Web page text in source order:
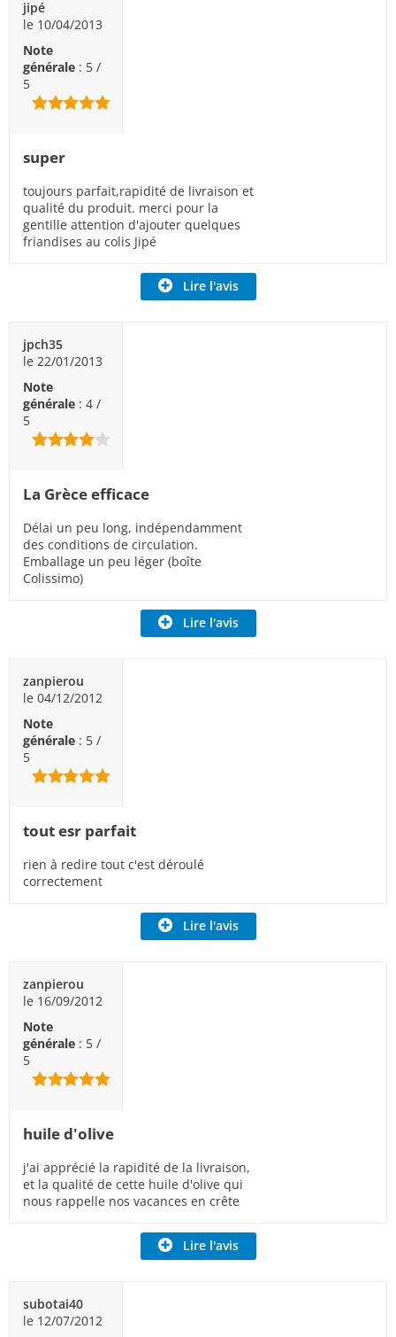
jipé
le 10/04/2013
Note
générale : 5 /
5
super
toujours parfait,rapidité de livraison et
qualité du produit. merci pour la
gentille attention d'ajouter quelques
friandises au colis Jipé
Lire l'avis
jpch35
le 22/01/2013
Note
générale : 4 /
5
La Grèce efficace
Délai un peu long, indépendamment
des conditions de circulation.
Emballage un peu léger (boîte
Colissimo)
Lire l'avis
zanpierou
le 04/12/2012
Note
générale : 5 /
5
tout esr parfait
rien à redire tout c'est déroulé
correctement
Lire l'avis
zanpierou
le 16/09/2012
Note
générale : 5 /
5
huile d'olive
j'ai apprécié la rapidité de la livraison,
et la qualité de cette huile d'olive qui
nous rappelle nos vacances en crête
Lire l'avis
subotai40
le 12/07/2012